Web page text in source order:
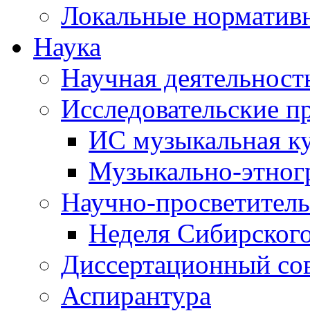
Локальные
Наука
Научная
Исследовательские
ИС музыкальная
Музыкально-
Научно-
Неделя
Диссертационный
Аспирантура